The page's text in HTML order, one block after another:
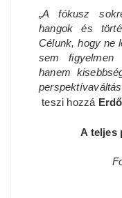
„A fókusz
hangok és
Célunk, hogy ne
sem figyelmen
hanem
teszi hozzá
A teljes